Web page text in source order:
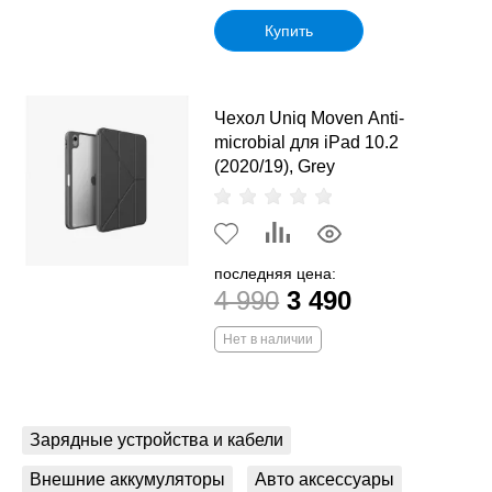
Купить
Чехол Uniq Moven Anti-
microbial для iPad 10.2
(2020/19), Grey
последняя цена:
4 990 3 490
Нет в наличии
Зарядные устройства и кабели
Внешние аккумуляторы Авто аксессуары